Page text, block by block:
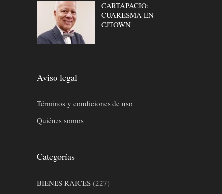
CARTAPACIO:
CUARESMA EN
CJTOWN
Aviso legal
Términos y condiciones de uso
Quiénes somos
Categorías
BIENES RAICES (227)